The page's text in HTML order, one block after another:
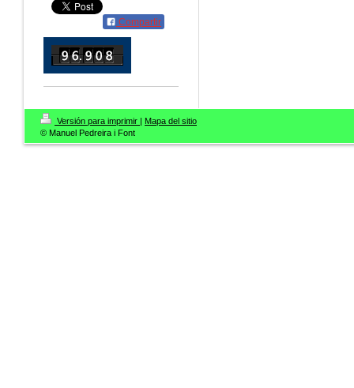
Compartir
Versión para imprimir | Mapa del sitio
© Manuel Pedreira i Font